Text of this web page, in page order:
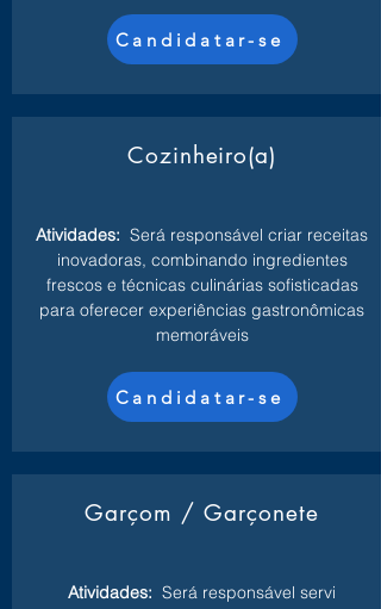
Candidatar-se
Cozinheiro(a)
Atividades: Será responsável criar receitas
inovadoras, combinando ingredientes
frescos e técnicas culinárias sofisticadas
para oferecer experiências gastronômicas
memoráveis
Candidatar-se
Garçom / Garçonete
Atividades: Será responsável servi